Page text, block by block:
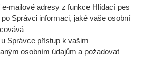
e-mailové adresy z funkce Hlídací pes
Správci informaci, jaké vaše osobní
Správce přístup k vašim
osobním údajům a požadovat